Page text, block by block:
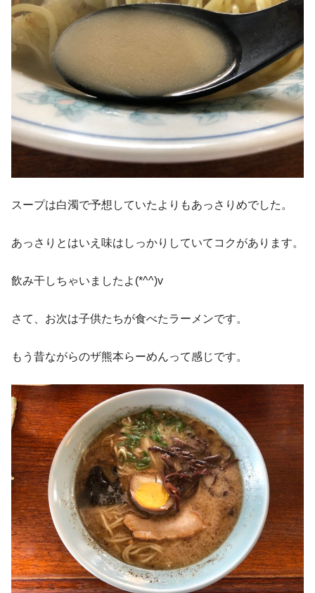
スープは白濁で予想していたよりもあっさりめでした。
あっさりとはいえ味はしっかりしていてコクがあります。
飲み干しちゃいましたよ(*^^)v
さて、お次は子供たちが食べたラーメンです。
もう昔ながらのザ熊本らーめんって感じです。